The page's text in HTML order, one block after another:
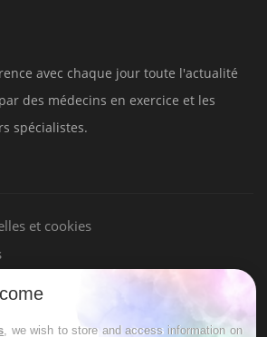
avec chaque jour toute l'actualité
des médecins en exercice et les
spécialistes.
et cookies
, we wish to store and access information on